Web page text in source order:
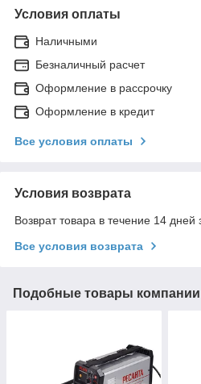
Условия оплаты
Наличными
Безналичный расчет
Оформление в рассрочку
Оформление в кредит
Все условия оплаты
Условия возврата
Возврат товара в течение 14 дней
Все условия возврата
Подобные товары компании